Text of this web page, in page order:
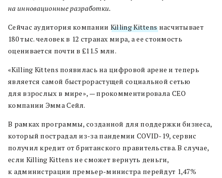
на инновационные разработки.
Сейчас аудитория компании Killing Kittensнасчитывает
180 тыс. человек в 12 странах мира, а ее стоимость
оценивается почти в £11.5 млн.
«Killing Kittens появилась на цифровой арене и теперь
является самой быстрорастущей социальной сетью
для взрослых в мире», — прокомментировала CEO
компании Эмма Сейл.
В рамках программы, созданной для поддержки бизнеса,
который пострадал из-за пандемии COVID-19, сервис
получил кредит от британского правительства. В случае,
если Killing Kittens не сможет вернуть деньги,
к администрации премьер-министра перейдут 1,47%